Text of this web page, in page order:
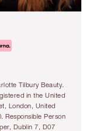
Tilbury Beauty.
in the United
London, United
Responsible Person
Dublin 7, D07